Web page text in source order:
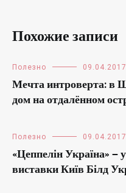
Похожие записи
Полезно 09.04.2017
Мечта интроверта: в
дом на отдалённом
Полезно 09.04.2017
«Цеппелін Україна» —
виставки Київ Білд